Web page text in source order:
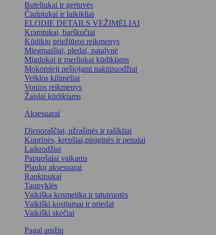
Buteliukai ir gertuvės
Čiulptukai ir laikikliai
ELODIE DETAILS VEŽIMĖLIAI
Kramtukai, barškučiai
Kūdikių priežiūros reikmenys
Miegmaišiai, pledai, patalynė
Migdukai ir merliukai kūdikiams
Mokomieji nešiojami naktipuodžiai
Veiklos kilimėliai
Vonios reikmenys
Žaislai kūdikiams
Aksesuarai
Dienoraščiai, užrašinės ir rašikliai
Kuprinės, krepšiai,piniginės ir penalai
Laikrodžiai
Papuošalai vaikams
Plaukų aksesuarai
Rankinukai
Taupyklės
Vaikiška kosmetika ir tatuiruotės
Vaikiški kostiumai ir priedai
Vaikiški skėčiai
Pagal amžių